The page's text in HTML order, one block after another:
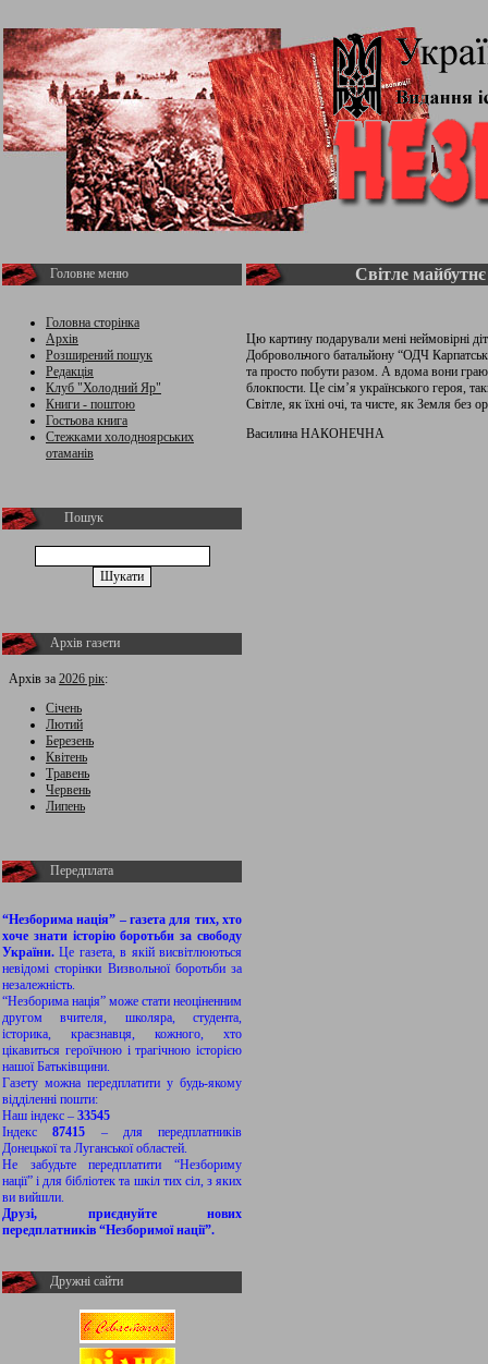
Головне меню
Головна сторінка
Архів
Розширений пошук
Редакція
Клуб "Холодний Яр"
Книги - поштою
Гостьова книга
Стежками холодноярських
отаманів
Пошук
Архів газети
Архів за 2026 рік:
Січень
Лютий
Березень
Квітень
Травень
Червень
Липень
Передплата
“Незборима нація” – газета для тих, хто
хоче знати історію боротьби за свободу
України.Це газета, в якій висвітлюються
невідомі сторінки Визвольної боротьби за
незалежність.
“Незборима нація” може стати неоціненним
другом вчителя, школяра, студента,
історика, краєзнавця, кожного, хто
цікавиться героїчною і трагічною історією
нашої Батьківщини.
Газету можна передплатити у будь-якому
відділенні пошти:
Наш індекс – 33545
Індекс87415 – для передплатників
Донецької та Луганської областей.
Не забудьте передплатити “Незбориму
нації” і для бібліотек та шкіл тих сіл, з яких
ви вийшли.
Друзі, приєднуйте нових
передплатників “Незборимої нації”.
Дружні сайти
Світле
Цю картину подарували мені неймовірні
Добровольчого батальйону “ОДЧ
та просто побути разом. А вдома вони
блокпости. Це сім’я українського героя,
Світле, як їхні очі, та чисте, як Земля без
Василина НАКОНЕЧНА